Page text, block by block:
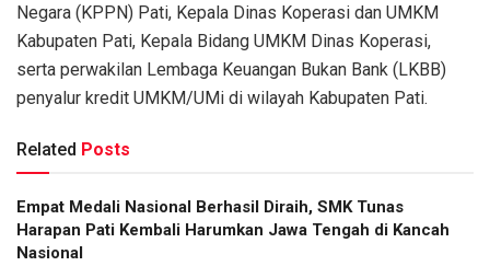
Negara (KPPN) Pati, Kepala Dinas Koperasi dan UMKM
Kabupaten Pati, Kepala Bidang UMKM Dinas Koperasi,
serta perwakilan Lembaga Keuangan Bukan Bank (LKBB)
penyalur kredit UMKM/UMi di wilayah Kabupaten Pati.
Related Posts
Empat Medali Nasional Berhasil Diraih, SMK Tunas
Harapan Pati Kembali Harumkan Jawa Tengah di Kancah
Nasional